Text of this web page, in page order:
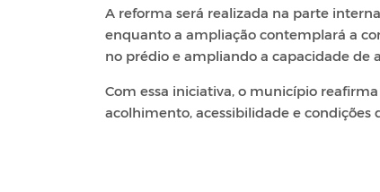
A reforma será realizada na parte
enquanto a ampliação contemplará a
no prédio e ampliando a capacidade de
Com essa iniciativa, o município
acolhimento, acessibilidade e condições